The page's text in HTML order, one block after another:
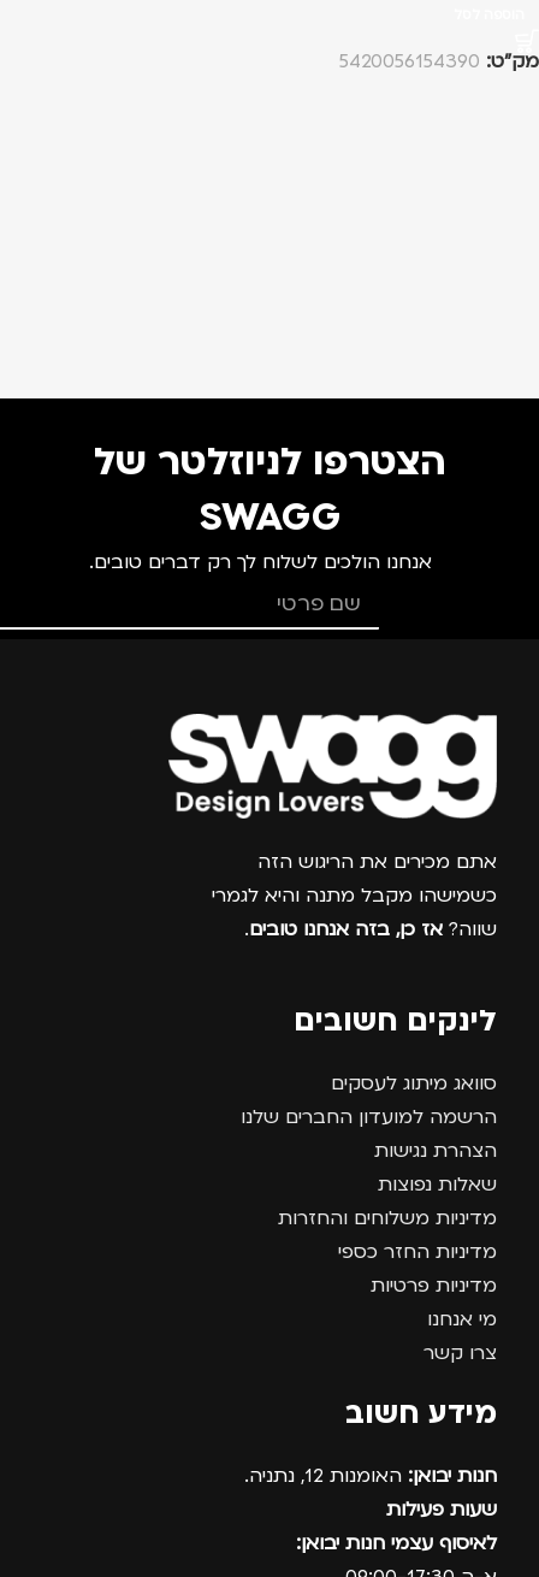
מק”ט: 5420056154390
הצטרפו לניוזלטר של
SWAGG
אנחנו הולכים לשלוח לך רק דברים טובים.
צרפו אותי למועדון
אתם מכירים את הריגוש הזה
כשמישהו מקבל מתנה והיא לגמרי
שווה? אז כן, בזה אנחנו טובים.
לינקים חשובים
סוואג מיתוג לעסקים
הרשמה למועדון החברים שלנו
הצהרת נגישות
שאלות נפוצות
מדיניות משלוחים והחזרות
מדיניות החזר כספי
מדיניות פרטיות
מי אנחנו
צרו קשר
מידע חשוב
חנות יבואן: האומנות 12, נתניה.
שעות פעילות
לאיסוף עצמי חנות יבואן: